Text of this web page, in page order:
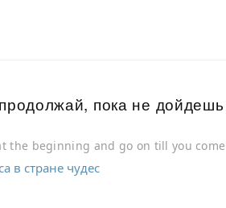
пока не дойдешь
the beginning and go on till you
в стране чудес